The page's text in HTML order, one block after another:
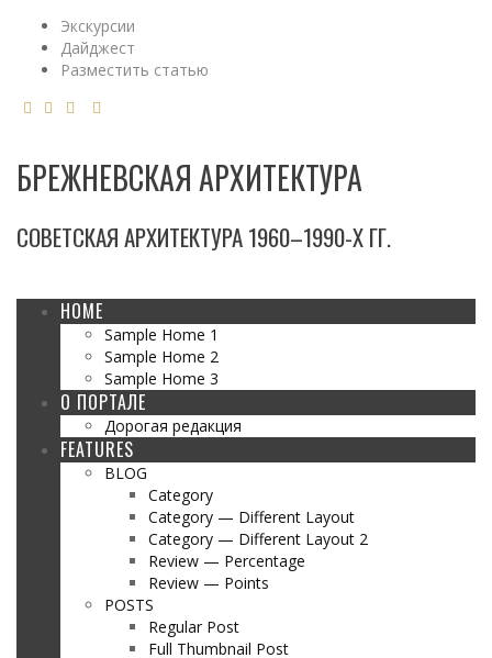
Экскурсии
Дайджест
Разместить статью
БРЕЖНЕВСКАЯ АРХИТЕКТУРА
СОВЕТСКАЯ АРХИТЕКТУРА 1960–1990-Х ГГ.
HOME
Sample Home 1
Sample Home 2
Sample Home 3
О ПОРТАЛЕ
Дорогая редакция
FEATURES
BLOG
Category
Category — Different Layout
Category — Different Layout 2
Review — Percentage
Review — Points
POSTS
Regular Post
Full Thumbnail Post